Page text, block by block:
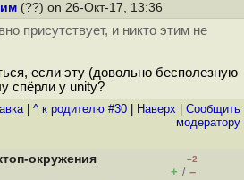
(??) on 26-Окт-17, 13:36
присутствует, и никто этим не
если эту (довольно бесполезную
спёрли у unity?
| ^ к родителю #30 Наверх
Cообщить
модератору
окружения
–2
+ / –